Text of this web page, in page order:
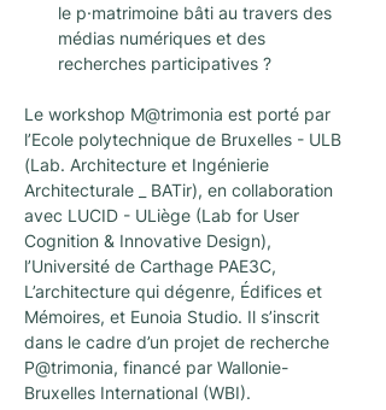
le p·matrimoine bâti au travers des
médias numériques et des
recherches participatives ?
Le workshop M@trimonia est porté par
l’Ecole polytechnique de Bruxelles - ULB
(Lab. Architecture et Ingénierie
Architecturale _ BATir), en collaboration
avec LUCID - ULiège (Lab for User
Cognition & Innovative Design),
l’Université de Carthage PAE3C,
L’architecture qui dégenre, Édifices et
Mémoires, et Eunoia Studio. Il s’inscrit
dans le cadre d’un projet de recherche
P@trimonia, financé par Wallonie-
Bruxelles International (WBI).